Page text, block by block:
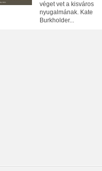
véget vet a kisváros
nyugalmának. Kate
Burkholder...